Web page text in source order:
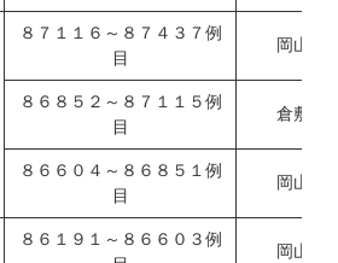
８７１１６～８７４３７例
目
岡山市
８６８５２～８７１１５例
目
倉敷市
８６６０４～８６８５１例
目
岡山県
８６１９１～８６６０３例
岡山市